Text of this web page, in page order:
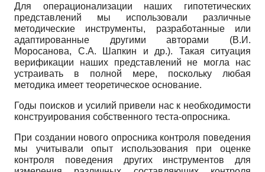
Для операционализации наших гипотетических
представлений мы использовали различные
методические инструменты, разработанные или
адаптированные другими авторами (В.И.
Моросанова, С.А. Шапкин и др.). Такая ситуация
верификации наших представлений не могла нас
устраивать в полной мере, поскольку любая
методика имеет теоретическое основание.
Годы поисков и усилий привели нас к необходимости
конструирования собственного теста-опросника.
При создании нового опросника контроля поведения
мы учитывали опыт использования при оценке
контроля поведения других инструментов для